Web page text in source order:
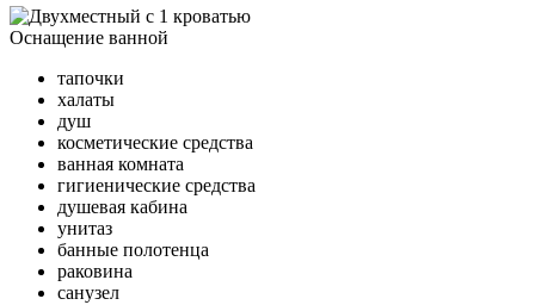
Оснащение ванной
тапочки
халаты
душ
косметические средства
ванная комната
гигиенические средства
душевая кабина
унитаз
банные полотенца
раковина
санузел